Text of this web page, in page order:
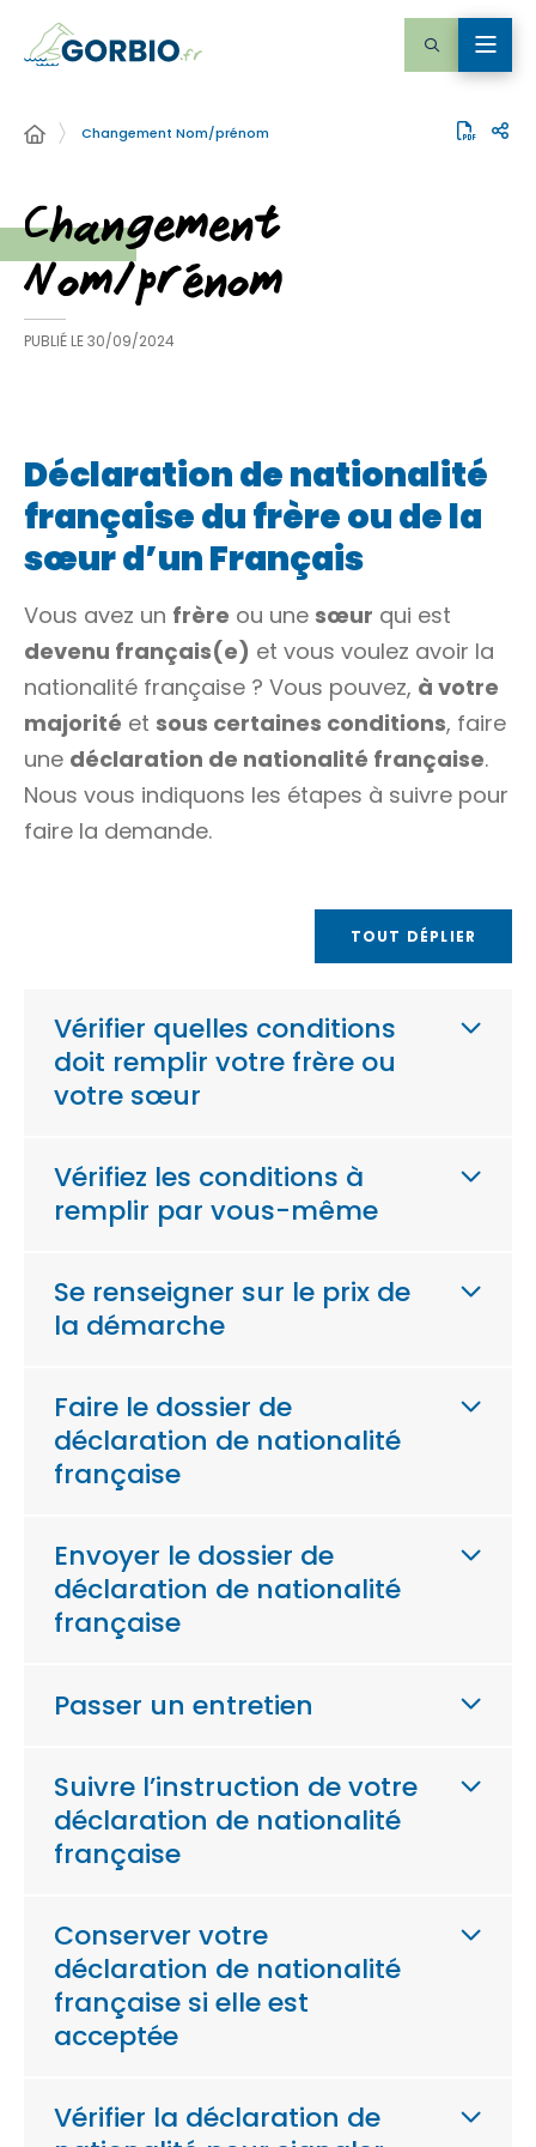
Changement Nom/prénom
Changement
Nom/prénom
PUBLIÉ LE30/09/2024
Déclaration de nationalité
française du frère ou de la
sœur d’un Français
Vous avez un frère ou une sœur qui est
devenu français(e) et vous voulez avoir la
nationalité française ? Vous pouvez, à votre
majorité et sous certaines conditions, faire
une déclaration de nationalité française.
Nous vous indiquons les étapes à suivre pour
faire la demande.
TOUT DÉPLIER
Vérifier quelles conditions
doit remplir votre frère ou
votre sœur
Vérifiez les conditions à
remplir par vous-même
Se renseigner sur le prix de
la démarche
Faire le dossier de
déclaration de nationalité
française
Envoyer le dossier de
déclaration de nationalité
française
Passer un entretien
Suivre l’instruction de votre
déclaration de nationalité
française
Conserver votre
déclaration de nationalité
française si elle est
acceptée
Vérifier la déclaration de